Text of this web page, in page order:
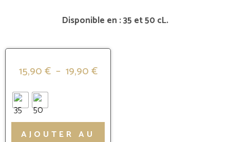
Disponible en : 35 et 50 cL.
15,90€ – 19,90€
AJOUTER AU